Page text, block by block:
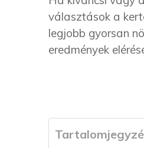
választások a
legjobb gyorsan
eredmények